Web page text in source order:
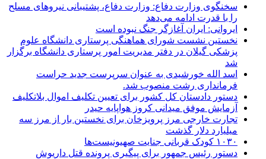
سخنگوی وزارت دفاع: وزارت دفاع، پشتیبانی نیرو‌های مسلح
را با قدرت ادامه می‌دهد
ایروانی: ایران آغازگر جنگ نبوده است
نخستین نشست شورای هماهنگی پرستاری دانشگاه علوم
پزشکی گیلان در دفتر مدیریت امور پرستاری دانشگاه برگزار
شد
اسد الله خورشیدی به عنوان سرپرست جدید حراست
فرمانداری رشت منصوب شد.
دستور دادستان کل کشور برای تعیین تکلیف اموال بلاتکلیف
آزمایش موفق میدانی کروز هواپایه حیدر
تجارت خارجی مرز پرویزخان برای نخستین بار از مرز سه
میلیارد دلار گذشت
۱۰۳۰ کودک قربانی جنایت صهیونیست‌ها
دستور رئیس جمهور برای پیگیری پرونده قتل داریوش